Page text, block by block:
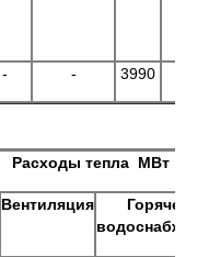
- - 3990
Расходы тепла МВт
Вентиляция
Горячее